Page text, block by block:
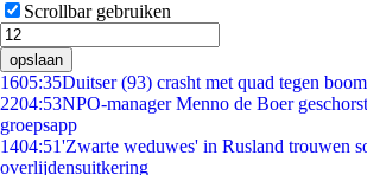
Scrollbar gebruiken
opslaan
1605:35Duitser (93) crasht met quad tegen
2204:53NPO-manager Menno de Boer
groepsapp
1404:51'Zwarte weduwes' in Rusland trouwen
overlijdensuitkering